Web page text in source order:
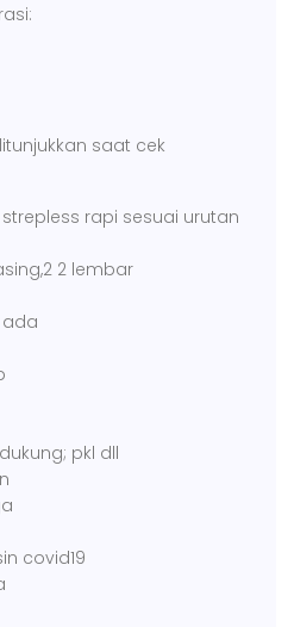
saat cek
rapi sesuai urutan
2 lembar
ada
pkl dll
covid19